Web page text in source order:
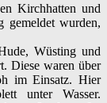
Kirchhatten und
gemeldet wurden,
, Wüsting und
Diese waren über
im Einsatz. Hier
unter Wasser.